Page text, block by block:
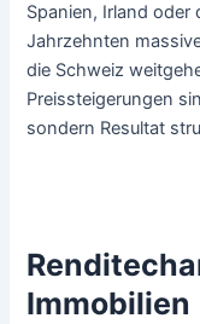
Spanien, Irland oder
Jahrzehnten
die Schweiz
Preissteigerungen
sondern Resultat
Immobilien